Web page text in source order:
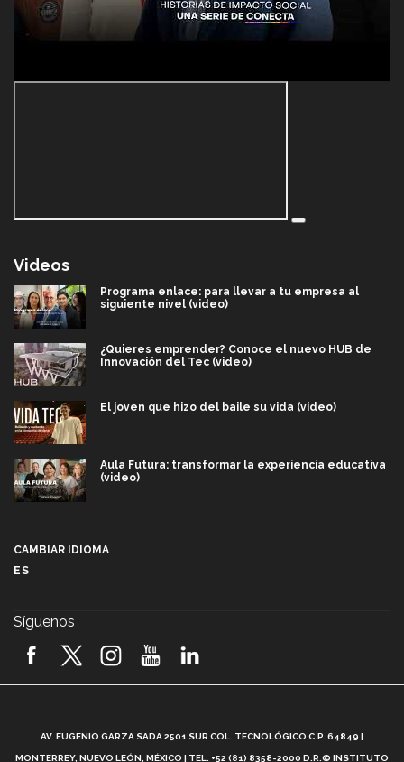
Videos
Programa enlace: para llevar a tu empresa al
siguiente nivel (video)
¿Quieres emprender? Conoce el nuevo HUB de
Innovación del Tec (video)
El joven que hizo del baile su vida (video)
Aula Futura: transformar la experiencia educativa
(video)
2026! (video)
¿Cómo es el Modelo Educativo Tec? (video)
CAMBIAR IDIOMA
ES
Síguenos
AV. EUGENIO GARZA SADA 2501 SUR COL. TECNOLÓGICO C.P. 64849 |
MONTERREY, NUEVO LEÓN, MÉXICO | TEL. +52 (81) 8358-2000 D.R.© INSTITUTO